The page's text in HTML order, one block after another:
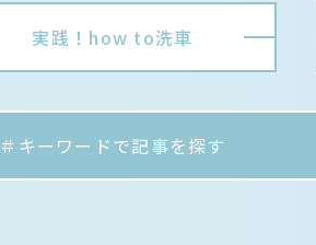
実践！how to洗車
＃キーワードで記事を探す